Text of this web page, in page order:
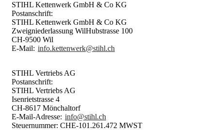
STIHL Kettenwerk GmbH & Co KG
Postanschrift:
STIHL Kettenwerk GmbH & Co KG
Zweigniederlassung WilHubstrasse 100
CH-9500 Wil
E-Mail: info.kettenwerk@stihl.ch
STIHL Vertriebs AG
Postanschrift:
STIHL Vertriebs AG
Isenrietstrasse 4
CH-8617 Mönchaltorf
E-Mail-Adresse: info@stihl.ch
Steuernummer: CHE-101.261.472 MWST